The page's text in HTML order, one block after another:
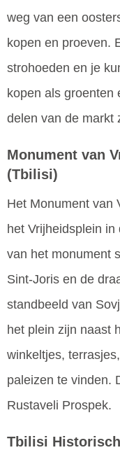
weg van een
kopen en proeven.
strohoeden en je
kopen als groenten
delen van de markt
Monument van
(Tbilisi)
Het Monument van
het Vrijheidsplein
van het monument
Sint-Joris en de
standbeeld van
het plein zijn naast
winkeltjes,
paleizen te vinden.
Rustaveli Prospek.
Tbilisi